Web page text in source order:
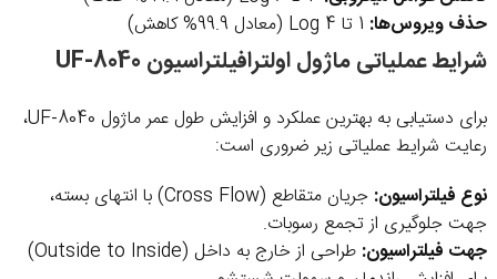
حذف ویروس‌ها:
شرایط عملیاتی ماژول اولترافیلتراسیون UF-8040
برای دستیابی به بهترین عملکرد و افزایش طول عمر ماژول UF-8040،
رعایت شرایط عملیاتی زیر ضروری است:
نوع فیلتراسیون:
جریان متقاطع (Cross Flow) با انتهای بسته،
جهت جلوگیری از تجمع رسوبات.
جهت فیلتراسیون:
طراحی از خارج به داخل (Outside to Inside)